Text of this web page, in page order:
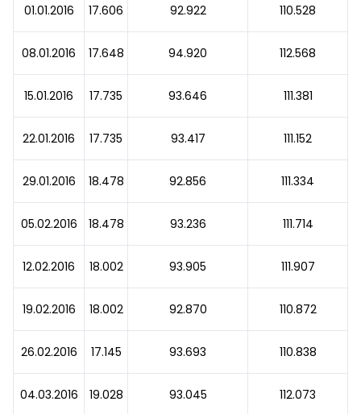
01.01.2016 17.606 92.922 110.528
08.01.2016 17.648 94.920 112.568
15.01.2016 17.735 93.646 111.381
22.01.2016 17.735 93.417 111.152
29.01.2016 18.478 92.856 111.334
05.02.2016 18.478 93.236 111.714
12.02.2016 18.002 93.905 111.907
19.02.2016 18.002 92.870 110.872
26.02.2016 17.145 93.693 110.838
04.03.2016 19.028 93.045 112.073